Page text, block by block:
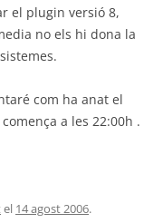
el plugin versió 8,
no els hi dona la
com ha anat el
a les 22:00h .
el 14 agost 2006.